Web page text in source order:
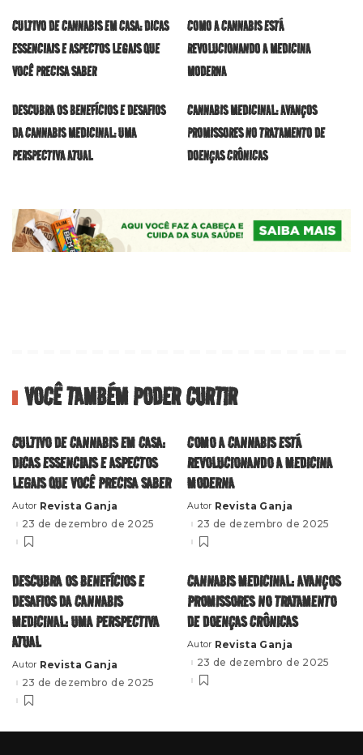
CULTIVO DE CANNABIS EM CASA: DICAS
ESSENCIAIS E ASPECTOS LEGAIS QUE
VOCÊ PRECISA SABER
COMO A CANNABIS ESTÁ
REVOLUCIONANDO A MEDICINA
MODERNA
DESCUBRA OS BENEFÍCIOS E DESAFIOS
DA CANNABIS MEDICINAL: UMA
PERSPECTIVA ATUAL
CANNABIS MEDICINAL: AVANÇOS
PROMISSORES NO TRATAMENTO DE
DOENÇAS CRÔNICAS
VOCÊ TAMBÉM PODER CURTIR
CULTIVO DE CANNABIS EM CASA:
DICAS ESSENCIAIS E ASPECTOS
LEGAIS QUE VOCÊ PRECISA SABER
Posted
by
Autor Revista Ganja
23 de dezembro de 2025
COMO A CANNABIS ESTÁ
REVOLUCIONANDO A MEDICINA
MODERNA
Posted
by
Autor Revista Ganja
23 de dezembro de 2025
DESCUBRA OS BENEFÍCIOS E
DESAFIOS DA CANNABIS
MEDICINAL: UMA PERSPECTIVA
ATUAL
Posted
by
Autor Revista Ganja
23 de dezembro de 2025
CANNABIS MEDICINAL: AVANÇOS
PROMISSORES NO TRATAMENTO
DE DOENÇAS CRÔNICAS
Posted
by
Autor Revista Ganja
23 de dezembro de 2025